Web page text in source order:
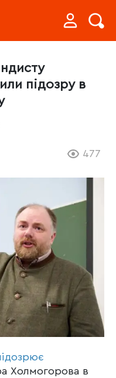
підозру в
477
Холмогорова в